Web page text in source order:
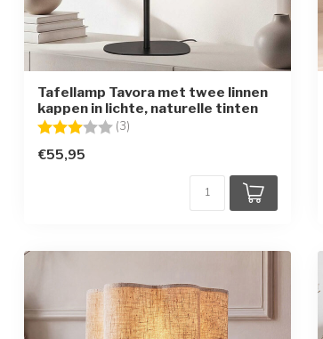
Tafellamp Tavora met twee linnen
kappen in lichte, naturelle tinten
Beoordeling: (3)
€55,95